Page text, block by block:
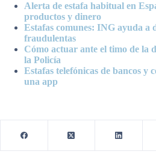
Alerta de estafa habitual en
productos y dinero
Estafas comunes: ING ayuda a
fraudulentas
Cómo actuar ante el timo de la
la Policía
Estafas telefónicas de bancos y
una app